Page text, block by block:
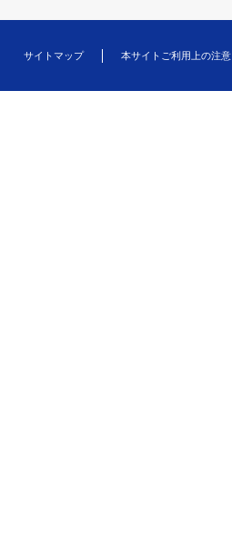
サイトマップ 本サイトご利用上の注意